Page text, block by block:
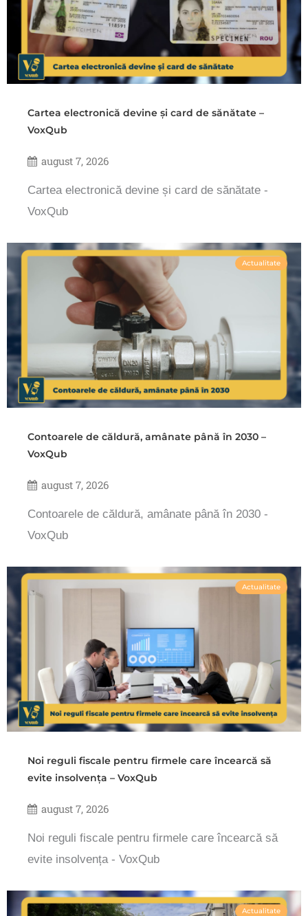
Cartea electronică devine și card de sănătate –
VoxQub
august 7, 2026
Cartea electronică devine și card de sănătate -
VoxQub
Actualitate
Contoarele de căldură, amânate până în 2030 –
VoxQub
august 7, 2026
Contoarele de căldură, amânate până în 2030 -
VoxQub
Actualitate
Noi reguli fiscale pentru firmele care încearcă să
evite insolvența – VoxQub
august 7, 2026
Noi reguli fiscale pentru firmele care încearcă să
evite insolvența - VoxQub
Actualitate